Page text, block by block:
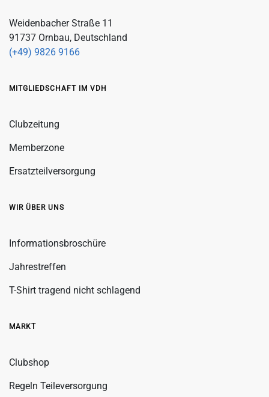
Weidenbacher Straße 11
91737 Ornbau, Deutschland
(+49) 9826 9166
MITGLIEDSCHAFT IM VDH
Clubzeitung
Memberzone
Ersatzteilversorgung
WIR ÜBER UNS
Informationsbroschüre
Jahrestreffen
T-Shirt tragend nicht schlagend
MARKT
Clubshop
Regeln Teileversorgung